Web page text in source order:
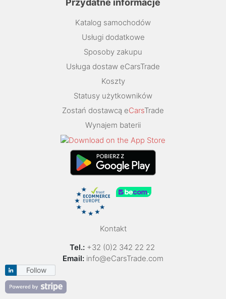
Przydatne informacje
Katalog samochodów
Usługi dodatkowe
Sposoby zakupu
Usługa dostaw eCarsTrade
Koszty
Statusy użytkowników
Zostań dostawcą eCarsTrade
Wynajem baterii
Kontakt
Tel.: +32 (0)2 342 22 22
Email: info@eCarsTrade.com
Follow